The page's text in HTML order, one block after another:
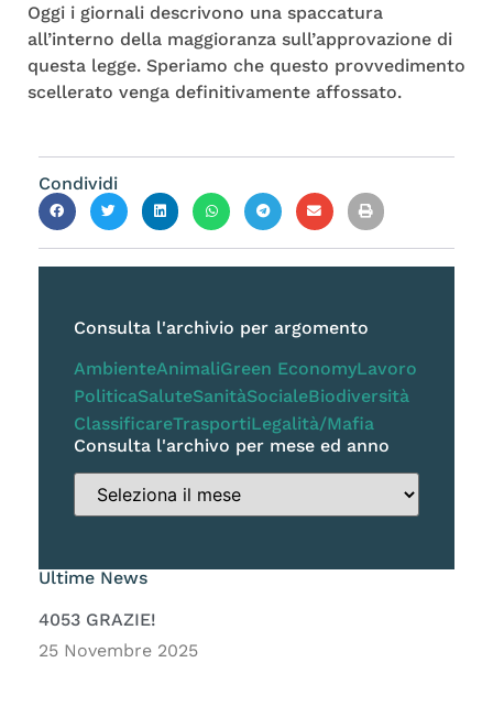
Oggi i giornali descrivono una spaccatura
all’interno della maggioranza sull’approvazione di
questa legge. Speriamo che questo provvedimento
scellerato venga definitivamente affossato.
Condividi
Consulta l'archivio per argomento
AmbienteAnimaliGreen EconomyLavoro
PoliticaSaluteSanitàSocialeBiodiversità
ClassificareTrasportiLegalità/Mafia
Consulta l'archivo per mese ed anno
Ultime News
4053 GRAZIE!
25 Novembre 2025